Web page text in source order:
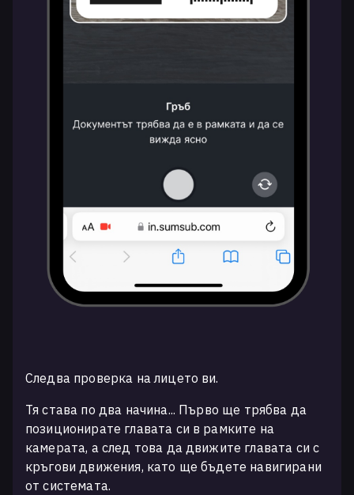
Следва проверка на лицето ви.
Тя става по два начина... Първо ще трябва да
позиционирате главата си в рамките на
камерата, а след това да движите главата си с
кръгови движения, като ще бъдете навигирани
от системата.